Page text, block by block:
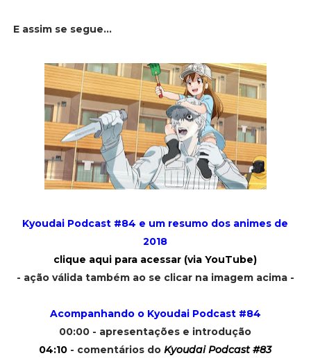
E assim se segue...
Kyoudai Podcast #84 e um resumo dos animes de
2018
clique aqui para acessar (via YouTube)
- ação válida também ao se clicar na imagem acima -
Acompanhando o Kyoudai Podcast #84
00:00 - apresentações e introdução
04:10 - comentários doKyoudai Podcast #83